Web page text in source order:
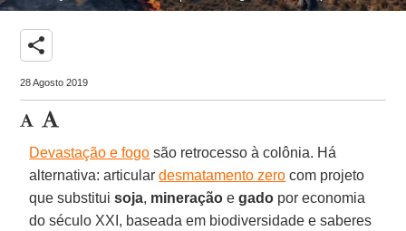
share
28 Agosto 2019
Devastação e fogo são retrocesso à colônia. Há
alternativa: articulardesmatamento zero com projeto
que substituisoja, mineração egado por economia
do século XXI, baseada em biodiversidade e saberes